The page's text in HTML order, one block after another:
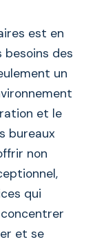
est en
besoins des
un
et le
bureaux
non
qui
et se